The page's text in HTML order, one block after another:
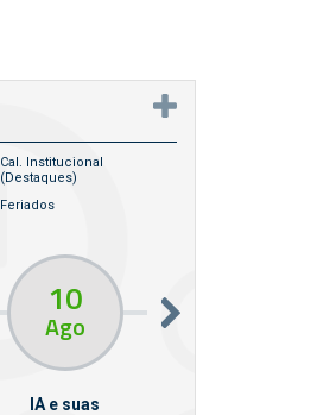
Cal. Institucional
(destaques)
Feriados
10
Ago
IA e suas